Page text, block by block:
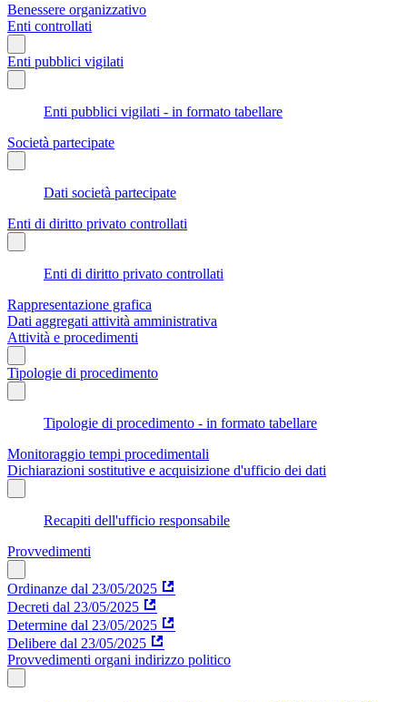
Benessere organizzativo
Enti controllati
Enti pubblici vigilati
Enti pubblici vigilati - in formato tabellare
Società partecipate
Dati società partecipate
Enti di diritto privato controllati
Enti di diritto privato controllati
Rappresentazione grafica
Dati aggregati attività amministrativa
Attività e procedimenti
Tipologie di procedimento
Tipologie di procedimento - in formato tabellare
Monitoraggio tempi procedimentali
Dichiarazioni sostitutive e acquisizione d'ufficio dei dati
Recapiti dell'ufficio responsabile
Provvedimenti
Ordinanze dal 23/05/2025
Decreti dal 23/05/2025
Determine dal 23/05/2025
Delibere dal 23/05/2025
Provvedimenti organi indirizzo politico